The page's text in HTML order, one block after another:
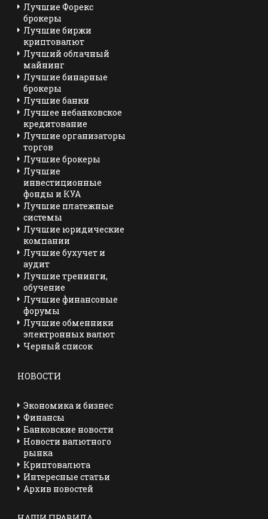
Лучшие Форекс
брокеры
Лучшие биржи
криптовалют
Лучший облачный
майнинг
Лучшие бинарные
брокеры
Лучшие банки
Лучшее небанковское
кредитование
Лучшие организаторы
торгов
Лучшие брокеры
Лучшие
инвестиционные
фонды и КУА
Лучшие платежные
системы
Лучшие юридические
компании
Лучшие бухучет и
аудит
Лучшие тренинги,
обучение
Лучшие финансовые
форумы
Лучшие обменники
электронных валют
Черный список
НОВОСТИ
Экономика и бизнес
Финансы
Банковские новости
Новости валютного
рынка
Криптовалюта
Интересные статьи
Архив новостей